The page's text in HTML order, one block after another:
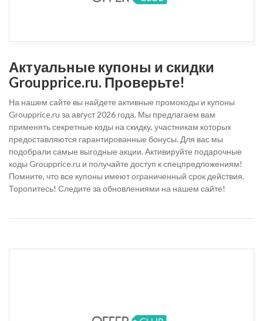
Актуальные купоны и скидки
Groupprice.ru. Проверьте!
На нашем сайте вы найдете активные промокоды и купоны
Groupprice.ru за август 2026 года. Мы предлагаем вам
применять секретные коды на скидку, участникам которых
предоставляются гарантированные бонусы. Для вас мы
подобрали самые выгодные акции. Активируйте подарочные
коды Groupprice.ru и получайте доступ к спецпредложениям!
Помните, что все купоны имеют ограниченный срок действия.
Торопитесь! Следите за обновлениями на нашем сайте!